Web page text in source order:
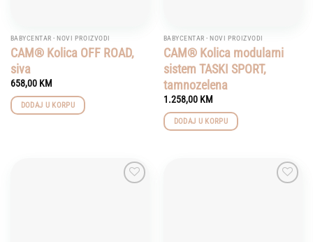
BABYCENTAR - NOVI PROIZVODI
CAM® Kolica OFF ROAD,
siva
658,00 KM
DODAJ U KORPU
BABYCENTAR - NOVI PROIZVODI
CAM® Kolica modularni
sistem TASKI SPORT,
tamnozelena
1.258,00 KM
DODAJ U KORPU